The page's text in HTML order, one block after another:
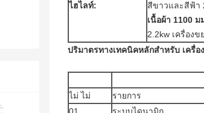
ไฮไลท์:
สีขาวและสีฟ้า
เนื้อผ้า 1100 ม
2.2kw เครื่องข
ปริมาตรทางเทคนิคหลักสําหรับ เครื่อ
ไม่ ไม่
รายการ